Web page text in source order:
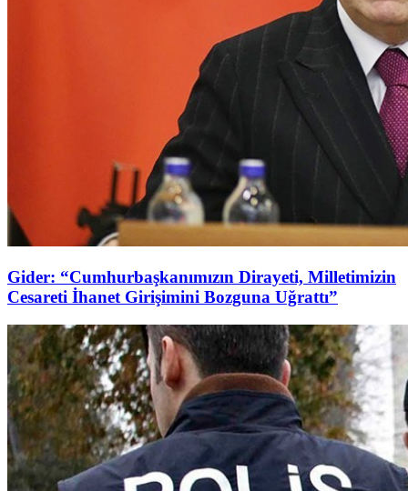
Gider: “Cumhurbaşkanımızın Dirayeti, Milletimizin
Cesareti İhanet Girişimini Bozguna Uğrattı”